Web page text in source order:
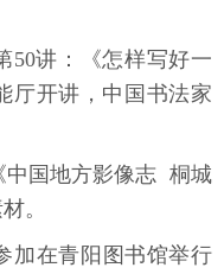
50讲：《怎样写好一
厅开讲，中国书法家
中国地方影像志 桐城
。
加在青阳图书馆举行